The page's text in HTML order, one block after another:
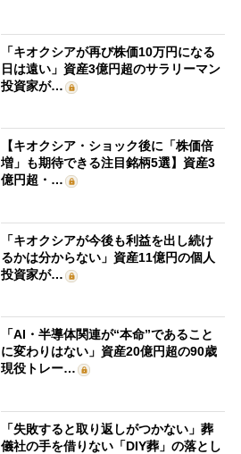
「キオクシアが再び株価10万円になる
日は遠い」資産3億円超のサラリーマン
投資家が…
【キオクシア・ショック後に「株価倍
増」も期待できる注目銘柄5選】資産3
億円超・…
「キオクシアが今後も利益を出し続け
るかは分からない」資産11億円の個人
投資家が…
「AI・半導体関連が“本命”であること
に変わりはない」資産20億円超の90歳
現役トレー…
「失敗すると取り返しがつかない」葬
儀社の手を借りない「DIY葬」の落とし